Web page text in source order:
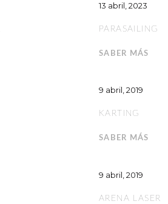
13 abril, 2023
PARASAILING
SABER MÁS
9 abril, 2019
KARTING
SABER MÁS
9 abril, 2019
ARENA LASER